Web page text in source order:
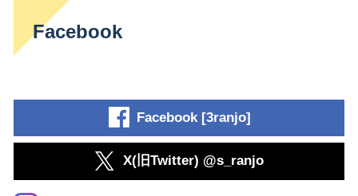
Facebook
Facebook [3ranjo]
X(旧Twitter) @s_ranjo